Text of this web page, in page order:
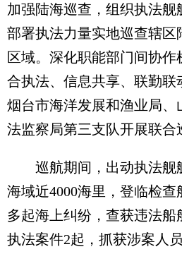
加强陆海巡查，组织执法舰
部署执法力量实地巡查辖区
区域。深化职能部门间协
合执法、信息共享、联勤联
烟台市海洋发展和渔业局、
法监察局第三支队开展联合
巡航期间，出动执法舰
海域近4000海里，登临检查
多起海上纠纷，查获违法船
执法案件2起，抓获涉案人